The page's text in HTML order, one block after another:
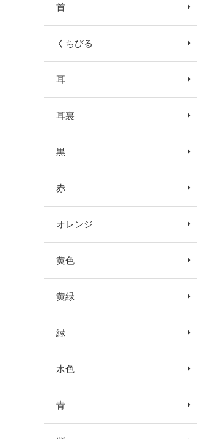
首
くちびる
耳
耳裏
黒
赤
オレンジ
黄色
黄緑
緑
水色
青